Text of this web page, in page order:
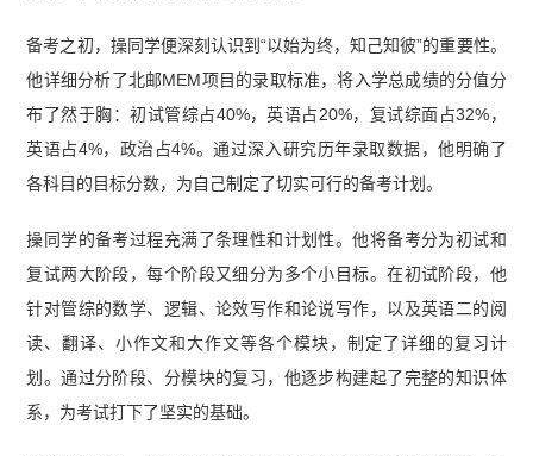
备考之初，操同学便深刻认识到“以始为终，知己知彼”的重要性。
他详细分析了北邮MEM项目的录取标准，将入学总成绩的分值分
布了然于胸：初试管综占40%，英语占20%，复试综面占32%，
英语占4%，政治占4%。通过深入研究历年录取数据，他明确了
各科目的目标分数，为自己制定了切实可行的备考计划。
操同学的备考过程充满了条理性和计划性。他将备考分为初试和
复试两大阶段，每个阶段又细分为多个小目标。在初试阶段，他
针对管综的数学、逻辑、论效写作和论说写作，以及英语二的阅
读、翻译、小作文和大作文等各个模块，制定了详细的复习计
划。通过分阶段、分模块的复习，他逐步构建起了完整的知识体
系，为考试打下了坚实的基础。